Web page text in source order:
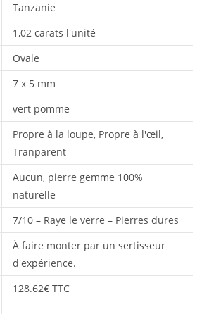
Tanzanie
1,02 carats l'unité
Ovale
7 x 5 mm
vert pomme
Propre à la loupe, Propre à l'œil,
Tranparent
Aucun, pierre gemme 100%
naturelle
7/10 – Raye le verre – Pierres dures
À faire monter par un sertisseur
d'expérience.
128.62€ TTC